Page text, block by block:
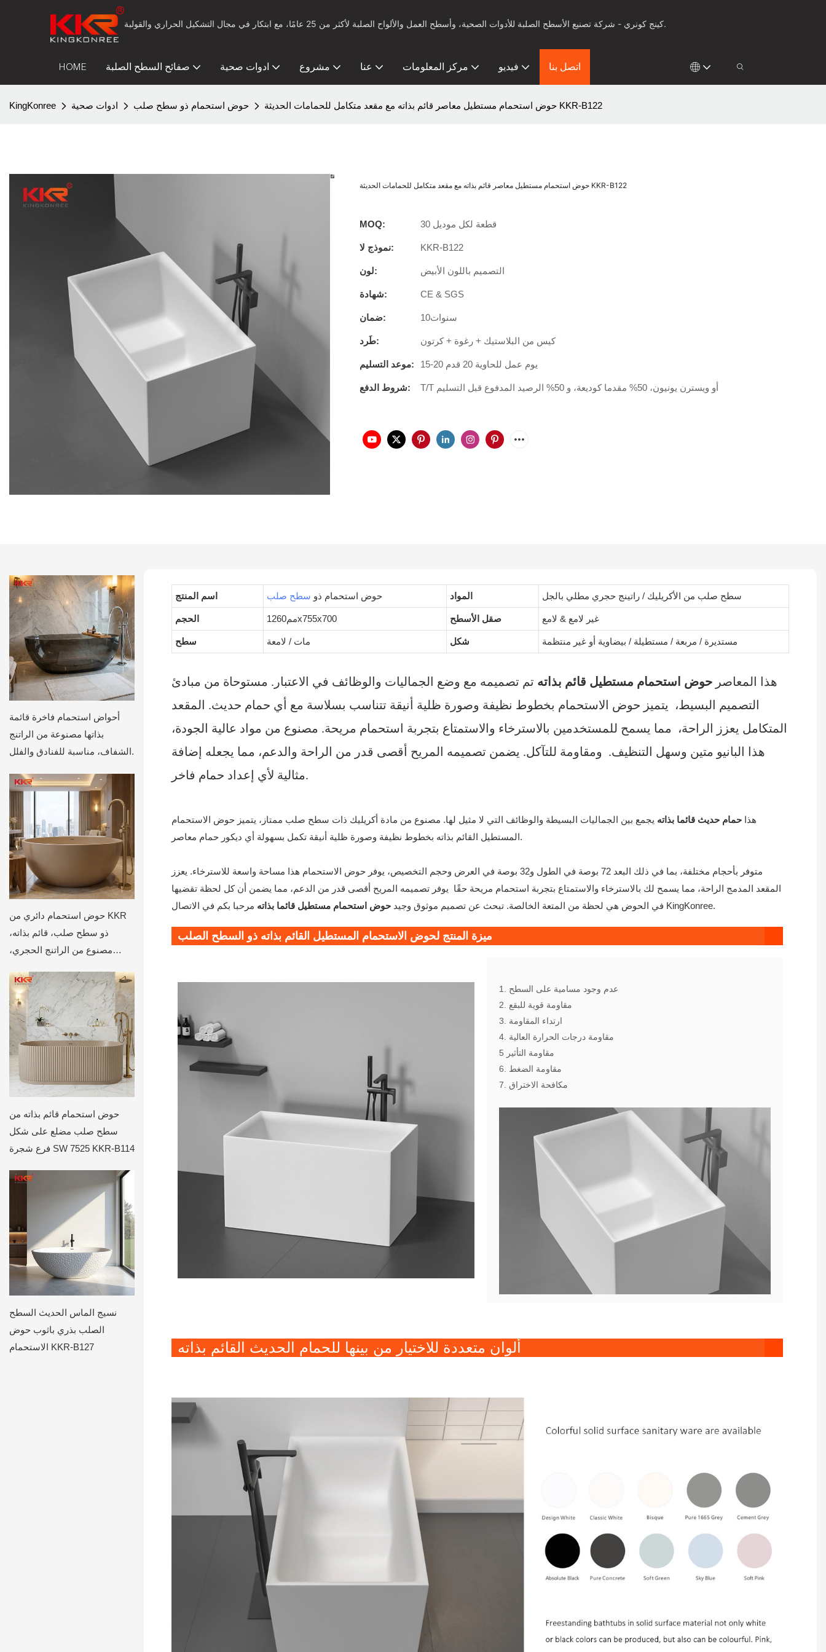
كينج كونري - شركة تصنيع الأسطح الصلبة للأدوات الصحية، وأسطح العمل والألواح الصلبة لأكثر من 25 عامًا، مع ابتكار في مجال التشكيل الحراري والقولبة.
HOME صفائح السطح الصلبة ادوات صحية مشروع عنا مركز المعلومات فيديو اتصل بنا
KingKonree ادوات صحية حوض استحمام ذو سطح صلب حوض استحمام مستطيل معاصر قائم بذاته مع مقعد متكامل للحمامات الحديثة KKR-B122
حوض استحمام مستطيل معاصر قائم بذاته مع مقعد متكامل للحمامات الحديثة KKR-B122
MOQ: 30 قطعة لكل موديل
نموذج لا: KKR-B122
لون: التصميم باللون الأبيض
شهادة: CE & SGS
ضمان: سنوات10
طَرد: كيس من البلاستيك + رغوة + كرتون
موعد التسليم: 15-20 يوم عمل للحاوية 20 قدم
شروط الدفع: T/T أو ويسترن يونيون، 50% مقدما كوديعة، و 50% الرصيد المدفوع قبل التسليم
أحواض استحمام فاخرة قائمة
بذاتها مصنوعة من الراتنج
الشفاف، مناسبة للفنادق والفلل.
حوض استحمام دائري من KKR
ذو سطح صلب، قائم بذاته،
مصنوع من الراتنج الحجري،
فاخر وعصري، عميق، دائري، لون
بيج مطفي
حوض استحمام قائم بذاته من
سطح صلب مضلع على شكل
فرع شجرة SW 7525 KKR-B114
نسيج الماس الحديث السطح
الصلب بذري باثوب حوض
الاستحمام KKR-B127
اسم المنتج حوض استحمام ذو سطح صلب المواد سطح صلب من الأكريليك / راتينج حجري مطلي بالجل
الحجم مم1260x755x700 صقل الأسطح غير لامع & لامع
سطح مات / لامعة شكل مستديرة / مربعة / مستطيلة / بيضاوية أو غير منتظمة
هذا المعاصر حوض استحمام مستطيل قائم بذاته تم تصميمه مع وضع الجماليات والوظائف في الاعتبار. مستوحاة من مبادئ
التصميم البسيط،
يتميز حوض الاستحمام بخطوط نظيفة وصورة ظلية أنيقة تتناسب بسلاسة مع أي حمام حديث. المقعد
المتكامل يعزز الراحة،
مما يسمح للمستخدمين بالاسترخاء والاستمتاع بتجربة استحمام مريحة. مصنوع من مواد عالية الجودة،
هذا البانيو متين وسهل التنظيف.
ومقاومة للتآكل. يضمن تصميمه المريح أقصى قدر من الراحة والدعم، مما يجعله إضافة
مثالية لأي إعداد حمام فاخر.
هذا حمام حديث قائما بذاته يجمع بين الجماليات البسيطة والوظائف التي لا مثيل لها. مصنوع من مادة أكريليك ذات سطح صلب ممتاز، يتميز حوض الاستحمام
المستطيل القائم بذاته بخطوط نظيفة وصورة ظلية أنيقة تكمل بسهولة أي ديكور حمام معاصر.
متوفر بأحجام مختلفة، بما في ذلك البعد 72 بوصة في الطول و32 بوصة في العرض وحجم التخصيص، يوفر حوض الاستحمام هذا مساحة واسعة للاسترخاء. يعزز
المقعد المدمج الراحة، مما يسمح لك بالاسترخاء والاستمتاع بتجربة استحمام مريحة حقًا يوفر تصميمه المريح أقصى قدر من الدعم، مما يضمن أن كل لحظة تقضيها
في الحوض هي لحظة من المتعة الخالصة. تبحث عن تصميم موثوق وجيد حوض استحمام مستطيل قائما بذاته مرحبا بكم في الاتصال KingKonree.
ميزة المنتج لحوض الاستحمام المستطيل القائم بذاته ذو السطح الصلب
7. مكافحة الاختراق
ألوان متعددة للاختيار من بينها للحمام الحديث القائم بذاته